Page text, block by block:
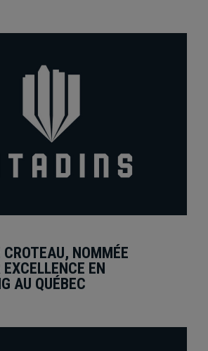
NOMMÉE
EN
AU QUÉBEC